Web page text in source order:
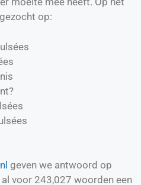
op:
geven we antwoord op
al voor 243,027 woorden een